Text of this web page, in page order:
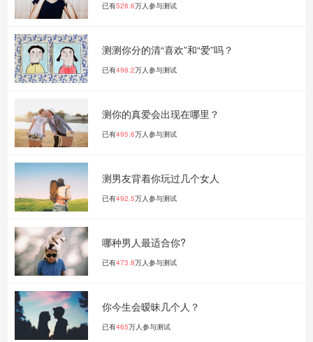
已有526.6万人参与测试
测测你分的清“喜欢”和“爱”吗？
已有498.2万人参与测试
测你的真爱会出现在哪里？
已有495.6万人参与测试
测男友背着你玩过几个女人
已有492.5万人参与测试
哪种男人最适合你?
已有473.8万人参与测试
你今生会暧昧几个人？
已有465万人参与测试